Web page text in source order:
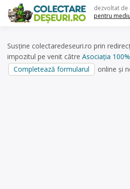
content
dezvoltat de
pentru mediu
Susține colectaredeseuri.ro prin
impozitul pe venit către Asociația
Completează formularul
online și